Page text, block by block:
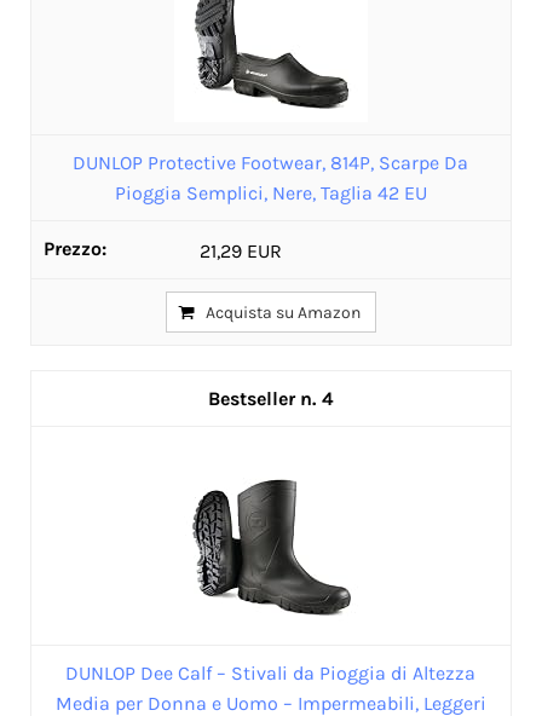
DUNLOP Protective Footwear, 814P, Scarpe Da
Pioggia Semplici, Nere, Taglia 42 EU
21,29 EUR
Acquista su Amazon
4
DUNLOP Dee Calf – Stivali da Pioggia di Altezza
Media per Donna e Uomo – Impermeabili, Leggeri